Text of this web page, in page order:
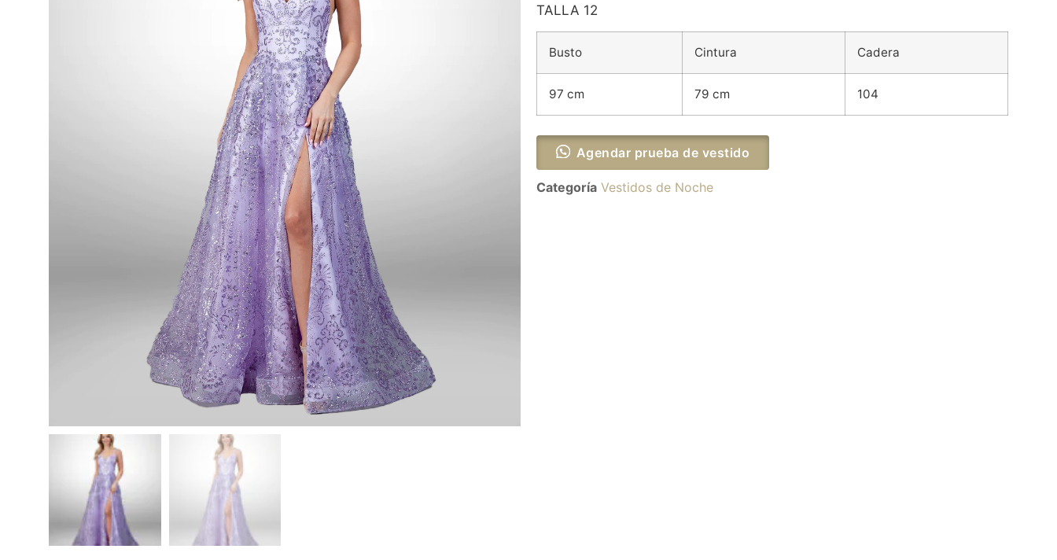
TALLA 12
Busto Cintura Cadera
97 cm 79 cm 104
Agendar prueba de vestido
Categoría Vestidos de Noche